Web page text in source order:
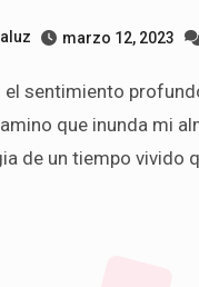
marzo 12, 2023
que inunda mi
de un tiempo vivido